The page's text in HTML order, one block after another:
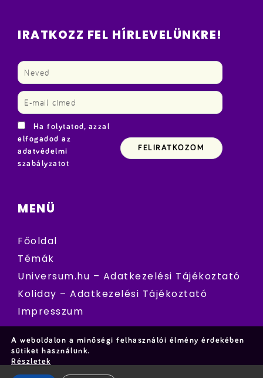
IRATKOZZ FEL HÍRLEVELÜNKRE!
Ha folytatod, azzal
elfogadod az
adatvédelmi
szabályzatot
MENÜ
Főoldal
Témák
Universum.hu – Adatkezelési Tájékoztató
Koliday – Adatkezelési Tájékoztató
Impresszum
A weboldalon a minőségi felhasználói élmény érdekében
sütiket használunk.
Részletek